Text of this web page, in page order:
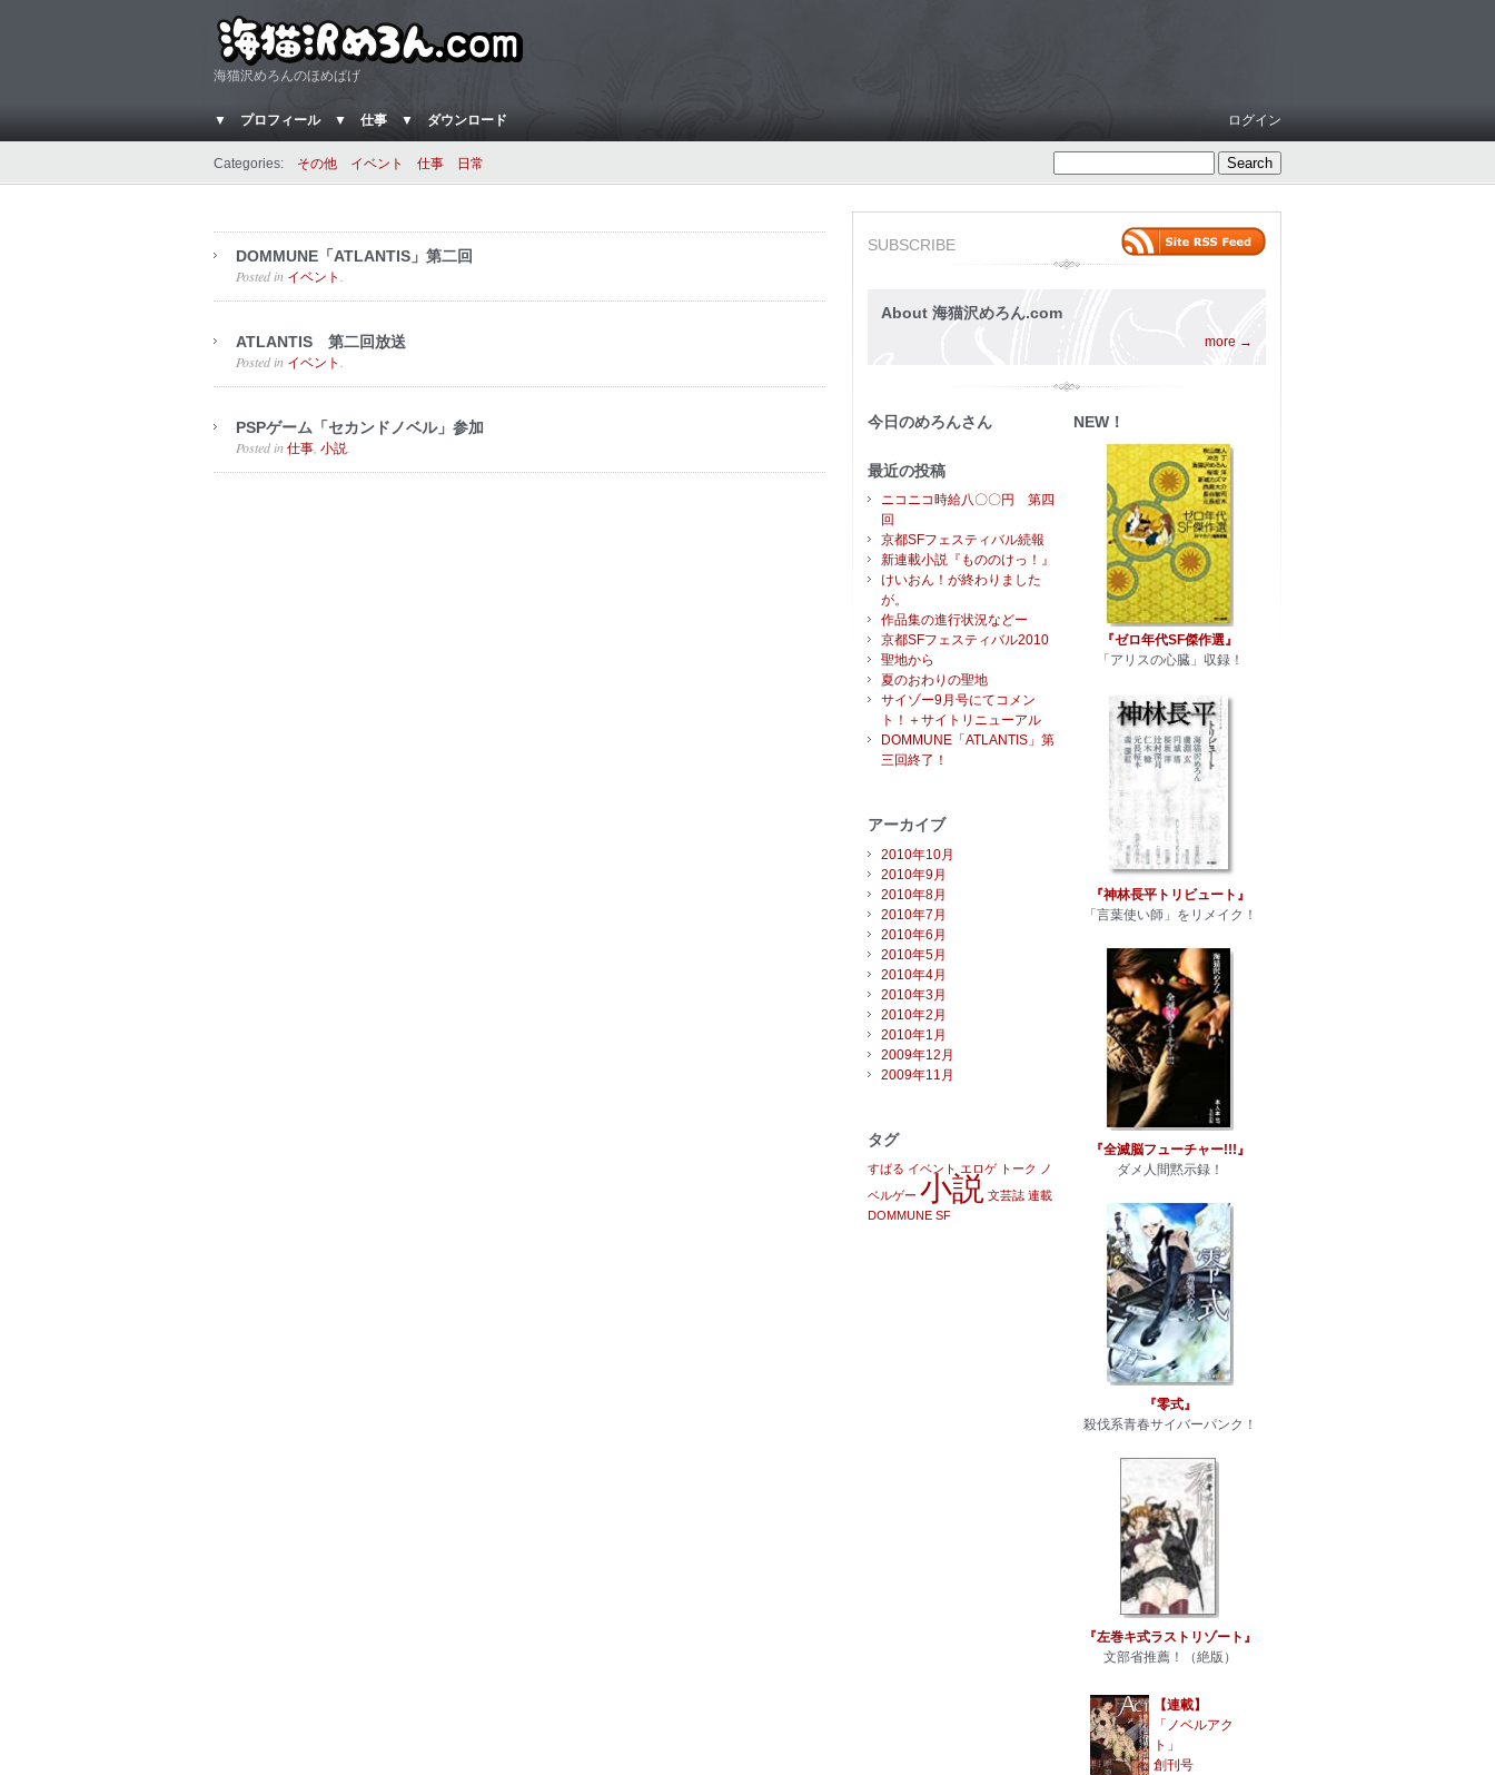
海猫沢めろんのほめぱげ
▼ プロフィール ▼ 仕事 ▼ ダウンロード ログイン
Categories: その他 イベント 仕事 日常
DOMMUNE「ATLANTIS」第二回
Posted in イベント
ATLANTIS 第二回放送
Posted in イベント
PSPゲーム「セカンドノベル」参加
Posted in 仕事 小説
SUBSCRIBE
About 海猫沢めろん.com
more →
今日のめろんさん
最近の投稿
ニコニコ時給八〇〇円 第四
回
京都SFフェスティバル続報
新連載小説『もののけっ！』
けいおん！が終わりました
が。
作品集の進行状況などー
京都SFフェスティバル2010
聖地から
夏のおわりの聖地
サイゾー9月号にてコメン
ト！＋サイトリニューアル
DOMMUNE「ATLANTIS」第
三回終了！
アーカイブ
2010年10月
2010年9月
2010年8月
2010年7月
2010年6月
2010年5月
2010年4月
2010年3月
2010年2月
2010年1月
2009年12月
2009年11月
タグ
すばる イベント エロゲ トーク
ノ
ベルゲー 小説 文芸誌 連載
DOMMUNE SF
NEW！
『ゼロ年代SF傑作選』
「アリスの心臓」収録！
『神林長平トリビュート』
「言葉使い師」をリメイク！
『全滅脳フューチャー!!!』
ダメ人間黙示録！
『零式』
殺伐系青春サイバーパンク！
『左巻キ式ラストリゾート』
文部省推薦！（絶版）
【連載】
「ノベルアク
ト」
創刊号